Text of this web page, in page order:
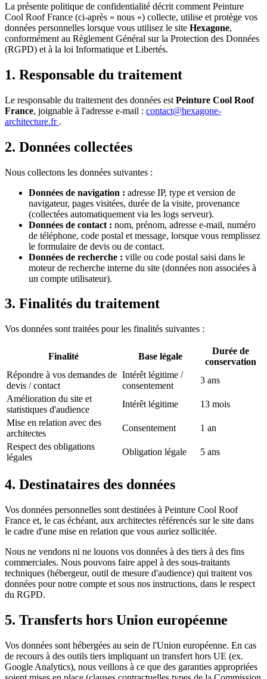
La présente politique de confidentialité décrit comment Peinture
Cool Roof France (ci-après « nous ») collecte, utilise et protège vos
données personnelles lorsque vous utilisez le site Hexagone,
conformément au Règlement Général sur la Protection des Données
(RGPD) et à la loi Informatique et Libertés.
1. Responsable du traitement
Le responsable du traitement des données est Peinture Cool Roof
France, joignable à l'adresse e-mail : contact@hexagone-
architecture.fr .
2. Données collectées
Nous collectons les données suivantes :
Données de navigation : adresse IP, type et version de
navigateur, pages visitées, durée de la visite, provenance
(collectées automatiquement via les logs serveur).
Données de contact : nom, prénom, adresse e-mail, numéro
de téléphone, code postal et message, lorsque vous remplissez
le formulaire de devis ou de contact.
Données de recherche : ville ou code postal saisi dans le
moteur de recherche interne du site (données non associées à
un compte utilisateur).
3. Finalités du traitement
Vos données sont traitées pour les finalités suivantes :
Finalité Base légale
Durée de
conservation
Répondre à vos demandes de
devis / contact
Intérêt légitime /
consentement
3 ans
Amélioration du site et
statistiques d'audience
Intérêt légitime
13 mois
Mise en relation avec des
architectes
Consentement
1 an
Respect des obligations
légales
Obligation légale 5 ans
4. Destinataires des données
Vos données personnelles sont destinées à Peinture Cool Roof
France et, le cas échéant, aux architectes référencés sur le site dans
le cadre d'une mise en relation que vous auriez sollicitée.
Nous ne vendons ni ne louons vos données à des tiers à des fins
commerciales. Nous pouvons faire appel à des sous-traitants
techniques (hébergeur, outil de mesure d'audience) qui traitent vos
données pour notre compte et sous nos instructions, dans le respect
du RGPD.
5. Transferts hors Union européenne
Vos données sont hébergées au sein de l'Union européenne. En cas
de recours à des outils tiers impliquant un transfert hors UE (ex.
Google Analytics), nous veillons à ce que des garanties appropriées